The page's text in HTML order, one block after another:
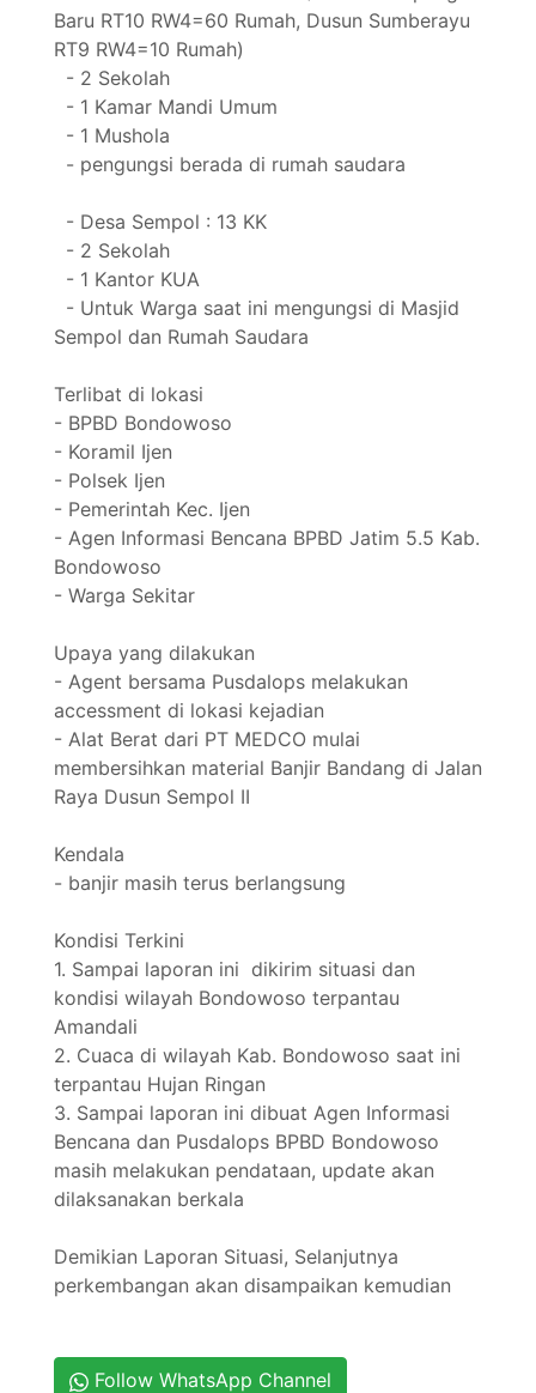
Baru RT10 RW4=60 Rumah, Dusun Sumberayu
RT9 RW4=10 Rumah)
- 2 Sekolah
- 1 Kamar Mandi Umum
- 1 Mushola
- pengungsi berada di rumah saudara
- Desa Sempol : 13 KK
- 2 Sekolah
- 1 Kantor KUA
- Untuk Warga saat ini mengungsi di Masjid
Sempol dan Rumah Saudara
Terlibat di lokasi
- BPBD Bondowoso
- Koramil Ijen
- Polsek Ijen
- Pemerintah Kec. Ijen
- Agen Informasi Bencana BPBD Jatim 5.5 Kab.
Bondowoso
- Warga Sekitar
Upaya yang dilakukan
- Agent bersama Pusdalops melakukan
accessment di lokasi kejadian
- Alat Berat dari PT MEDCO mulai
membersihkan material Banjir Bandang di Jalan
Raya Dusun Sempol II
Kendala
- banjir masih terus berlangsung
Kondisi Terkini
1. Sampai laporan ini dikirim situasi dan
kondisi wilayah Bondowoso terpantau
Amandali
2. Cuaca di wilayah Kab. Bondowoso saat ini
terpantau Hujan Ringan
3. Sampai laporan ini dibuat Agen Informasi
Bencana dan Pusdalops BPBD Bondowoso
masih melakukan pendataan, update akan
dilaksanakan berkala
Demikian Laporan Situasi, Selanjutnya
perkembangan akan disampaikan kemudian
Follow WhatsApp Channel